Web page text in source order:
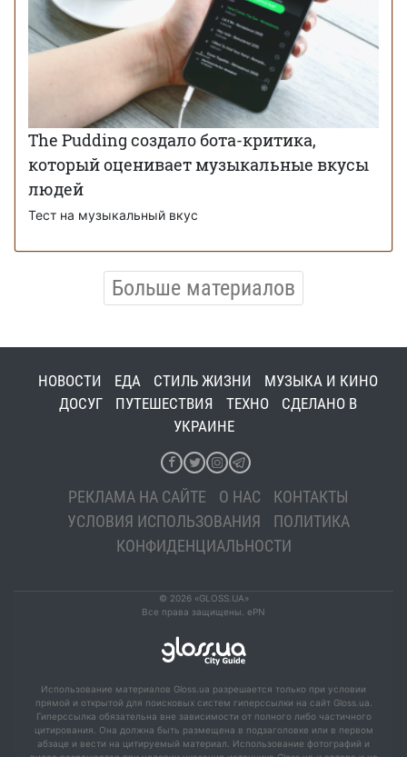
The Pudding создало бота-критика,
который оценивает музыкальные вкусы
людей
Тест на музыкальный вкус
Больше материалов
НОВОСТИ ЕДА СТИЛЬ ЖИЗНИ
МУЗЫКА И КИНО
ДОСУГ
ПУТЕШЕСТВИЯ ТЕХНО
СДЕЛАНО В
УКРАИНЕ
РЕКЛАМА НА САЙТЕ О НАС
КОНТАКТЫ
УСЛОВИЯ ИСПОЛЬЗОВАНИЯ
ПОЛИТИКА
КОНФИДЕНЦИАЛЬНОСТИ
© 2026 «GLOSS.UA»
Все права защищены. ePN
Использование материалов Gloss.ua разрешается только при условии
прямой и открытой для поисковых систем гиперссылки на сайт Gloss.ua.
Гиперссылка обязательна вне зависимости от полного либо частичного
цитирования. Она должна быть размещена в подзаголовке или в первом
абзаце и вести на цитируемый материал. Использование фотографий и